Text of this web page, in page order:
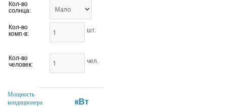
Кол-во
солнца:
Кол-во
комп-в:
шт.
Кол-во
человек:
чел.
Мощность
кондиционера
кВт